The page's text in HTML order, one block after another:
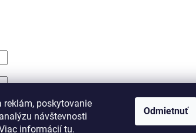
reklám, poskytovanie
návštevnosti
informácií tu.
Odmietnuť